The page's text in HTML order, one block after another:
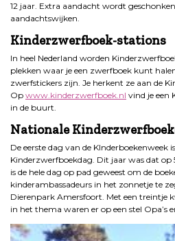
12 jaar. Extra aandacht wordt
aandachtswijken.
Kinderzwerfboek-stations
In heel Nederland worden
plekken waar je een zwerfboek kunt
zwerfstickers zijn. Je herkent ze aan de
Op www.kinderzwerfboek.nl vind je een
in de buurt.
Nationale
De eerste dag van de
Kinderzwerfboekdag. Dit jaar was dat op
is de hele dag op pad geweest om de
kinderambassadeurs in het zonnetje te
Dierenpark Amersfoort. Met een treintje
in het thema waren er op een stel Opa’s